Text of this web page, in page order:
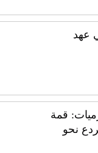
عهد
قمة
نحو